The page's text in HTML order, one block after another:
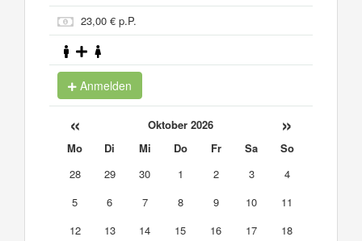
23,00 € p.P.
Anmelden
« Oktober 2026 »
Mo Di Mi Do Fr Sa
So
28
29 30 1 2 3
4
5
6 7 8 9 10
11
12
13 14 15 16 17
18